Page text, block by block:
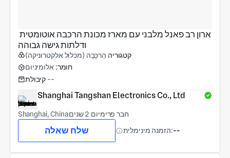
ודלתות גישה גבוהה
קטגוריה הַרכָּבָה (מכלול אלקטרוניקה)
חומר: אלומיניום
קיבולת --
Shanghai Tangshan Electronics Co., Ltd
Shanghai, China חבר פרימיום 2 שנים
שלח שאלה הזמנה מינימלית:--